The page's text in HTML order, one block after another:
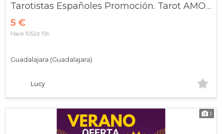
Tarotistas Españoles Promoción. Tarot AMOR Bizum. Ofertas
5 €
Lucy
Guadalajara (Guadalajara)
Hace 1052d 15h
1